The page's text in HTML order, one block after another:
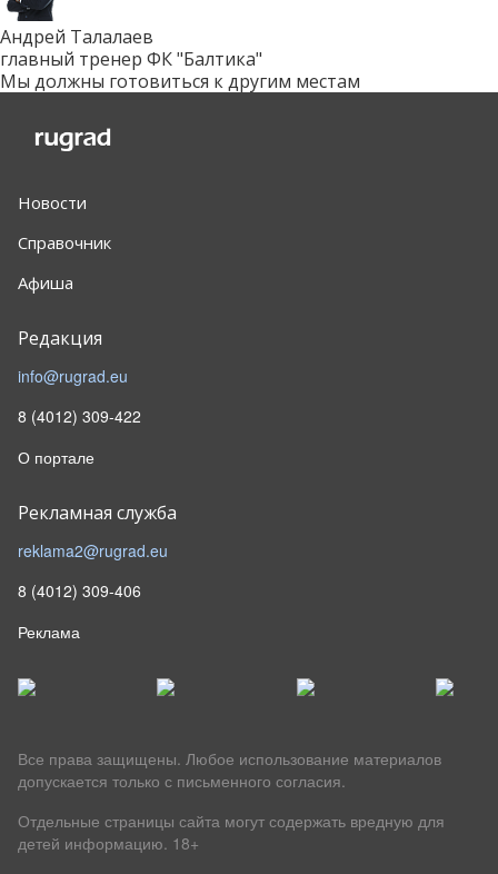
Андрей Талалаев
главный тренер ФК "Балтика"
Мы должны готовиться к другим местам
Новости
Справочник
Афиша
Редакция
info@rugrad.eu
8 (4012) 309-422
О портале
Рекламная служба
reklama2@rugrad.eu
8 (4012) 309-406
Реклама
Все права защищены. Любое использование материалов
допускается только с письменного согласия.
Отдельные страницы сайта могут содержать вредную для
детей информацию. 18+